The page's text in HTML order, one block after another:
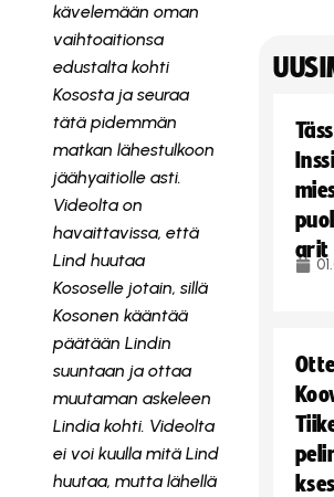
kävelemään oman
vaihtoaitionsa
edustalta kohti
Kososta ja seuraa
tätä pidemmän
matkan lähestulkoon
jäähyaitiolle asti.
Videolta on
havaittavissa, että
Lind huutaa
Kososelle jotain, sillä
Kosonen kääntää
päätään Lindin
suuntaan ja ottaa
muutaman askeleen
Lindia kohti. Videolta
ei voi kuulla mitä Lind
huutaa, mutta lähellä
arit